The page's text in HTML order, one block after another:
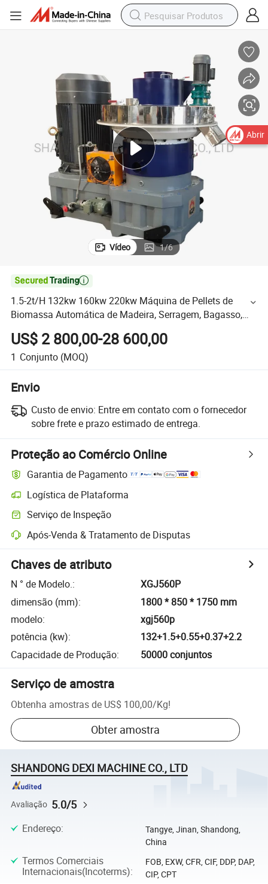
Vídeo 1/6

1.5-2t/H 132kw 160kw 220kw Máquina de Pellets de
Biomassa Automática de Madeira, Serragem, Bagasso,
Arroz, Trigo, Palha de Coco, Casca de EFB, Casca de Noz
de Palma Preço à Venda
US$ 2 800,00-28 600,00
1 Conjunto (MOQ)
Envio
Custo de envio: Entre em contato com o fornecedor
sobre frete e prazo estimado de entrega.
Proteção ao Comércio Online
Garantia de Pagamento
Logística de Plataforma
Serviço de Inspeção
Após-Venda & Tratamento de Disputas
Chaves de atributo
N ° de Modelo.:
XGJ560P
dimensão (mm):
1800 * 850 * 1750 mm
modelo:
xgj560p
potência (kw):
132+1.5+0.55+0.37+2.2
Capacidade de Produção: 50000 conjuntos
Serviço de amostra
Obtenha amostras de US$ 100,00/Kg!
Obter amostra
SHANDONG DEXI MACHINE CO., LTD
Avaliação 5.0/5
Endereço:
Tangye, Jinan, Shandong,
China
Termos Comerciais
Internacionais(Incoterms):
FOB, EXW, CFR, CIF, DDP, DAP,
CIP, CPT
Abrir